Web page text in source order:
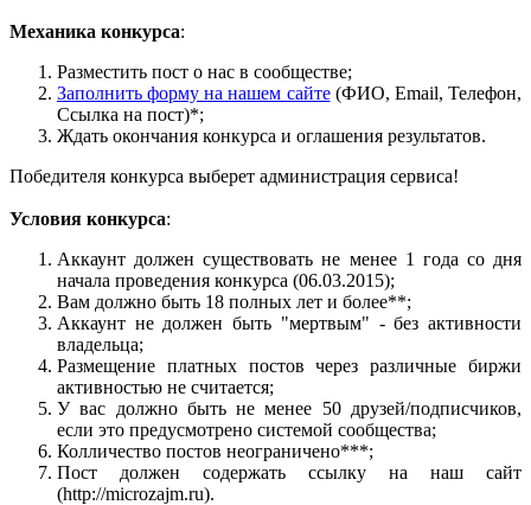
Механика конкурса:
Разместить пост о нас в сообществе;
Заполнить форму на нашем сайте(ФИО, Email, Телефон,
Ссылка на пост)*;
Ждать окончания конкурса и оглашения результатов.
Победителя конкурса выберет администрация сервиса!
Условия конкурса:
Аккаунт должен существовать не менее 1 года со дня
начала проведения конкурса (06.03.2015);
Вам должно быть 18 полных лет и более**;
Аккаунт не должен быть "мертвым" - без активности
владельца;
Размещение платных постов через различные биржи
активностью не считается;
У вас должно быть не менее 50 друзей/подписчиков,
если это предусмотрено системой сообщества;
Колличество постов неограничено***;
Пост должен содержать ссылку на наш сайт
(http://microzajm.ru).